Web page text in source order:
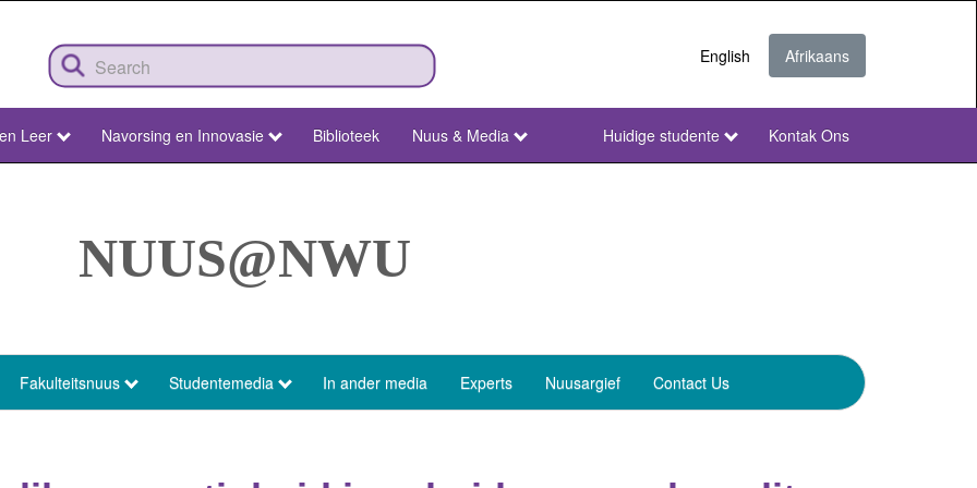
English Afrikaans
Leer Navorsing en Innovasie Biblioteek Nuus & Media
NWU
Huidige studente Kontak Ons
NUUS@NWU
Fakulteitsnuus Studentemedia In ander media Experts Nuusargief Contact Us